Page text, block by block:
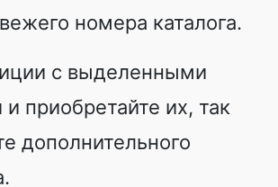
номера каталога.
с выделенными
приобретайте их, так
дополнительного